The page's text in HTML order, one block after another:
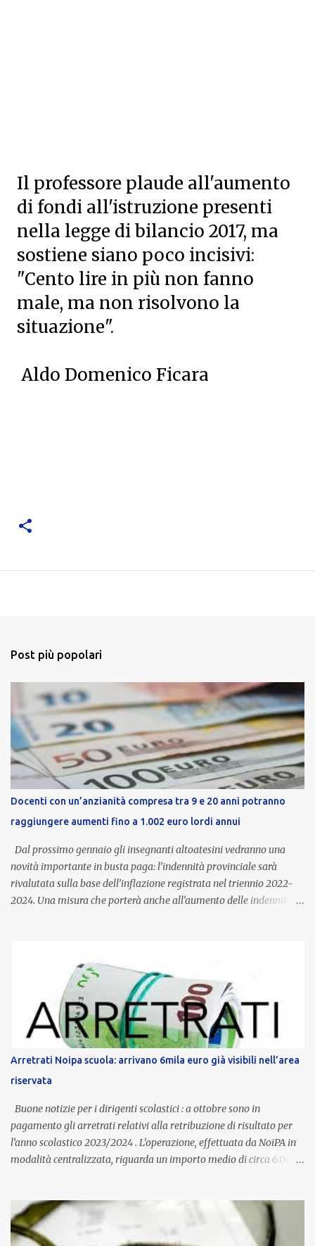
Il professore plaude all'aumento
di fondi all'istruzione presenti
nella legge di bilancio 2017, ma
sostiene siano poco incisivi:
"Cento lire in più non fanno
male, ma non risolvono la
situazione".
Aldo Domenico Ficara
Post più popolari
Docenti con un’anzianità compresa tra 9 e 20 anni potranno
raggiungere aumenti fino a 1.002 euro lordi annui
Dal prossimo gennaio gli insegnanti altoatesini vedranno una
novità importante in busta paga: l’indennità provinciale sarà
rivalutata sulla base dell’inflazione registrata nel triennio 2022-
2024. Una misura che porterà anche all’aumento delle indennità di
dedicato alle donne vittime di violenza di genere, in linea con la
normativa nazionale e con l’obiettivo di offrire maggiore tutela e
supporto in situazioni delicate. L’indennità provinciale per i docenti
è un unicum in Italia: si tratta di una misura esclusiva della
Provincia autonoma di Bolzano, che integra in maniera stabile lo
stipendio nazionale grazie alle prerogative garantite
dall’autonomia locale. Non è un bonus temporaneo né un
compenso accessorio, ma una voce strutturale di retribuzione,
aggiornata periodicamente in base al cost...
Arretrati Noipa scuola: arrivano 6mila euro già visibili nell’area
riservata
Buone notizie per i dirigenti scolastici : a ottobre sono in
pagamento gli arretrati relativi alla retribuzione di risultato per
l’anno scolastico 2023/2024 . L’operazione, effettuata da NoiPA in
modalità centralizzata, riguarda un importo medio di circa 6.000
ordinaria di ottobre . Cos’è la retribuzione di risultato La
retribuzione di risultato rappresenta la parte variabile dello